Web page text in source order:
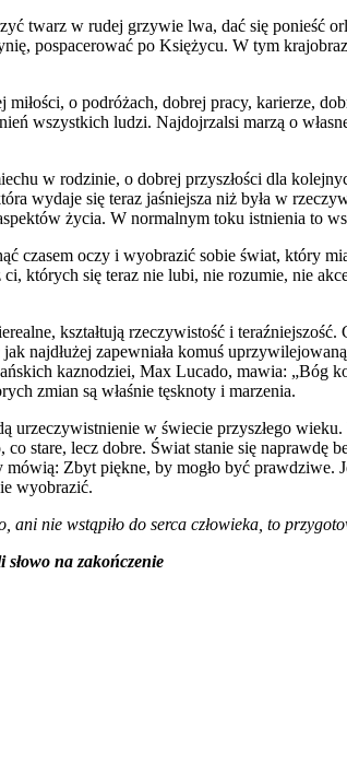
twarz w rudej grzywie lwa, dać się ponieść
pospacerować po Księżycu. W tym
miłości, o podróżach, dobrej pracy, karierze,
wszystkich ludzi. Najdojrzalsi marzą o
w rodzinie, o dobrej przyszłości dla
wydaje się teraz jaśniejsza niż była w
życia. W normalnym toku istnienia to
czasem oczy i wyobrazić sobie świat, który
których się teraz nie lubi, nie rozumie, nie
kształtują rzeczywistość i
najdłużej zapewniała komuś
kaznodziei, Max Lucado, mawia: „Bóg
zmian są właśnie tęsknoty i marzenia.
urzeczywistnienie w świecie przyszłego
co stare, lecz dobre. Świat stanie się
Zbyt piękne, by mogło być prawdziwe.
wyobrazić.
ani nie wstąpiło do serca człowieka, to
słowo na zakończenie